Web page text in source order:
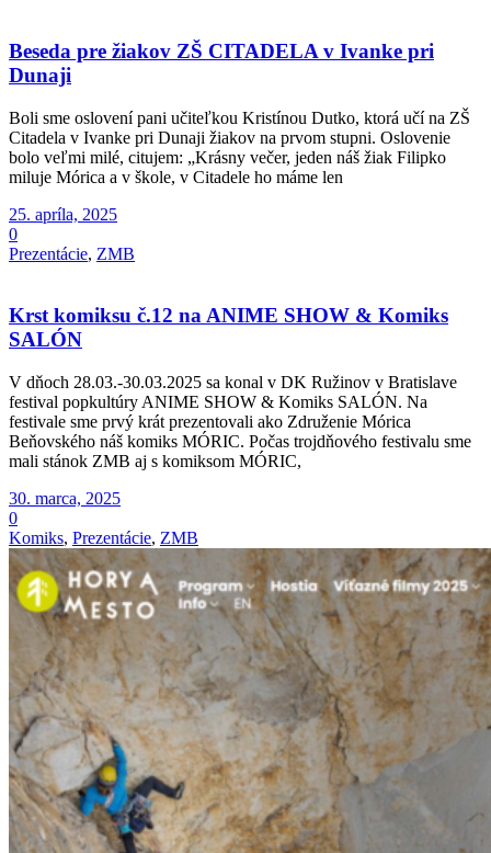
Beseda pre žiakov ZŠ CITADELA v Ivanke pri
Dunaji
Boli sme oslovení pani učiteľkou Kristínou Dutko, ktorá učí na ZŠ
Citadela v Ivanke pri Dunaji žiakov na prvom stupni. Oslovenie
bolo veľmi milé, citujem: „Krásny večer, jeden náš žiak Filipko
miluje Mórica a v škole, v Citadele ho máme len
25. apríla, 2025
0
Prezentácie, ZMB
Krst komiksu č.12 na ANIME SHOW & Komiks
SALÓN
V dňoch 28.03.-30.03.2025 sa konal v DK Ružinov v Bratislave
festival popkultúry ANIME SHOW & Komiks SALÓN. Na
festivale sme prvý krát prezentovali ako Združenie Mórica
Beňovského náš komiks MÓRIC. Počas trojdňového festivalu sme
mali stánok ZMB aj s komiksom MÓRIC,
30. marca, 2025
0
Komiks, Prezentácie, ZMB